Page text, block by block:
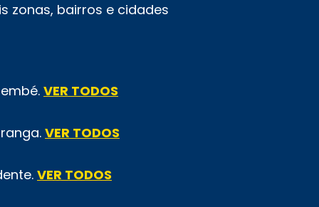
zonas, bairros e cidades
VER TODOS
VER TODOS
VER TODOS